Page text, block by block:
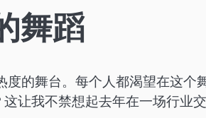
舞蹈
的舞台。每个人都渴望在这个
让我不禁想起去年在一场行业